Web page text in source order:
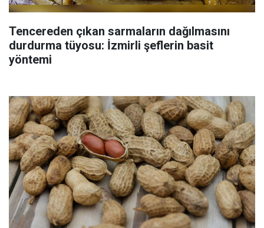
Tencereden çıkan sarmaların dağılmasını
durdurma tüyosu: İzmirli şeflerin basit
yöntemi